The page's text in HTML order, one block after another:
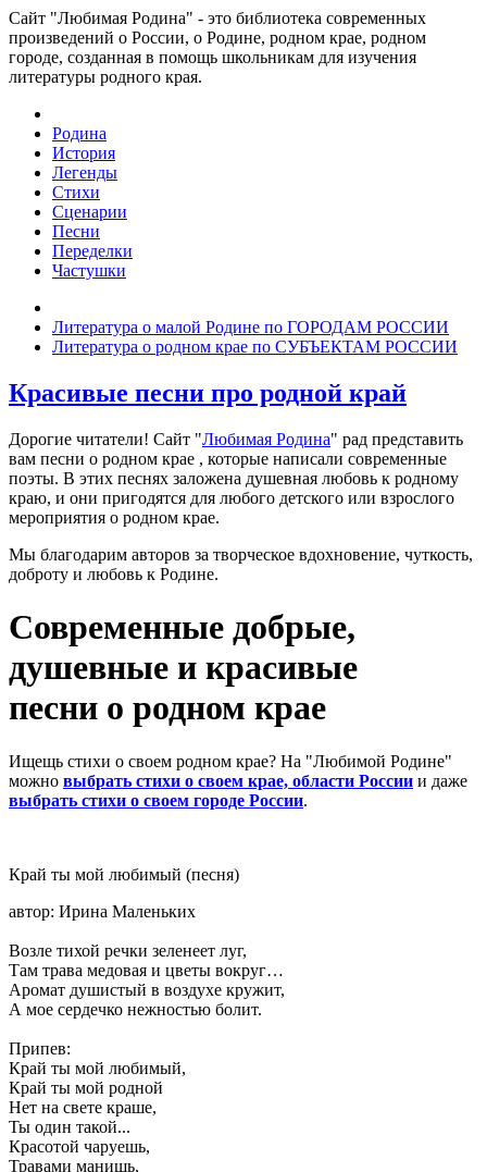
Сайт "Любимая Родина" - это библиотека современных
произведений о России, о Родине, родном крае, родном
городе, созданная в помощь школьникам для изучения
литературы родного края.
Родина
История
Легенды
Стихи
Сценарии
Песни
Переделки
Частушки
Литература о малой Родине по ГОРОДАМ РОССИИ
Литература о родном крае по СУБЪЕКТАМ РОССИИ
Красивые песни про родной край
Дорогие читатели! Сайт "Любимая Родина" рад представить
вам песни о родном крае , которые написали современные
поэты. В этих песнях заложена душевная любовь к родному
краю, и они пригодятся для любого детского или взрослого
мероприятия о родном крае.
Мы благодарим авторов за творческое вдохновение, чуткость,
доброту и любовь к Родине.
Современные добрые,
душевные и красивые
песни о родном крае
Ищещь стихи о своем родном крае? На "Любимой Родине"
можно выбрать стихи о своем крае, области России и даже
выбрать стихи о своем городе России.
Край ты мой любимый (песня)
автор: Ирина Маленьких
Возле тихой речки зеленеет луг,
Там трава медовая и цветы вокруг…
Аромат душистый в воздухе кружит,
А мое сердечко нежностью болит.
Припев:
Край ты мой любимый,
Край ты мой родной
Нет на свете краше,
Ты один такой...
Красотой чаруешь,
Травами манишь,